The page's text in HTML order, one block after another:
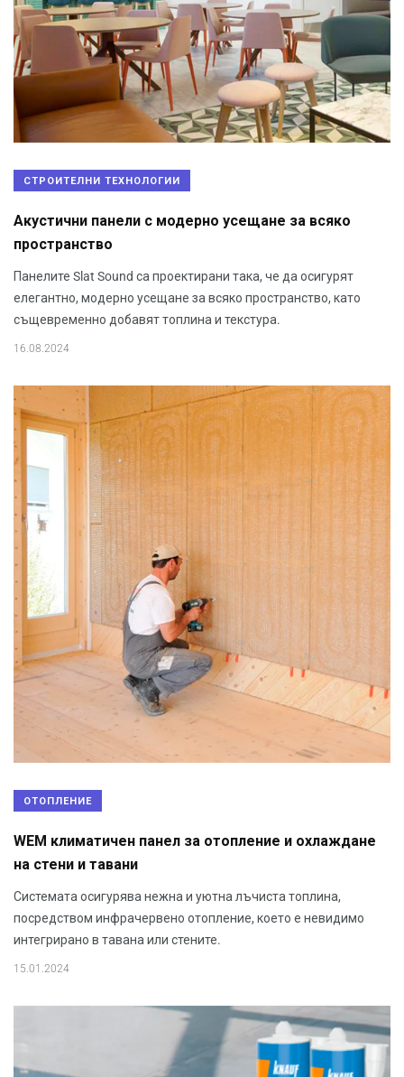
СТРОИТЕЛНИ ТЕХНОЛОГИИ
Акустични панели с модерно усещане за всяко
пространство
Панелите Slat Sound са проектирани така, че да осигурят
елегантно, модерно усещане за всяко пространство, като
същевременно добавят топлина и текстура.
16.08.2024
ОТОПЛЕНИЕ
WEM климатичен панел за отопление и охлаждане
на стени и тавани
Системата осигурява нежна и уютна лъчиста топлина,
посредством инфрачервено отопление, което е невидимо
интегрирано в тавана или стените.
15.01.2024